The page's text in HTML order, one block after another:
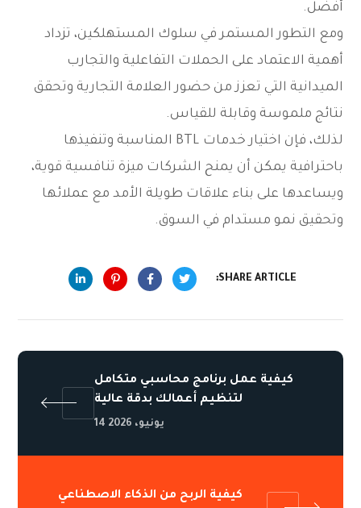
أفضل.
ومع التطور المستمر في سلوك المستهلكين، تزداد
أهمية الاعتماد على الحملات التفاعلية والتجارب
الميدانية التي تعزز من حضور العلامة التجارية وتحقق
نتائج ملموسة وقابلة للقياس.
لذلك، فإن اختيار خدمات BTL المناسبة وتنفيذها
باحترافية يمكن أن يمنح الشركات ميزة تنافسية قوية،
ويساعدها على بناء علاقات طويلة الأمد مع عملائها
وتحقيق نمو مستدام في السوق.
SHARE ARTICLE:
كيفية عمل برنامج محاسبي متكامل
لتنظيم أعمالك بدقة عالية
14 يونيو، 2026
كيفية الربح من الذكاء الاصطناعي